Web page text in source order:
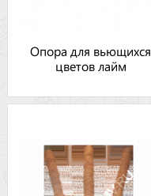
Опора для вьющихся
цветов лайм